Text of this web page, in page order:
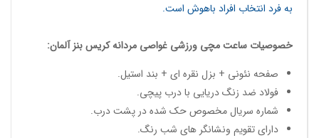
به فرد انتخاب افراد باهوش است.
خصوصیات ساعت مچی ورزشی غواصی مردانهکریس بنز آلمان:
صفحه نئونی + بزل نقره ای + بند استیل.
فولاد ضد زنگ دریایی با درب پیچی.
شماره سریال مخصوص حک شده در پشت درب.
دارای تقویم ونشانگر های شب رنگ.